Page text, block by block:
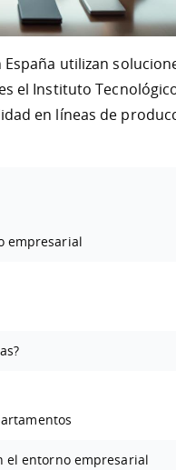
utilizan
el Instituto
en líneas de
empresarial
el entorno empresarial